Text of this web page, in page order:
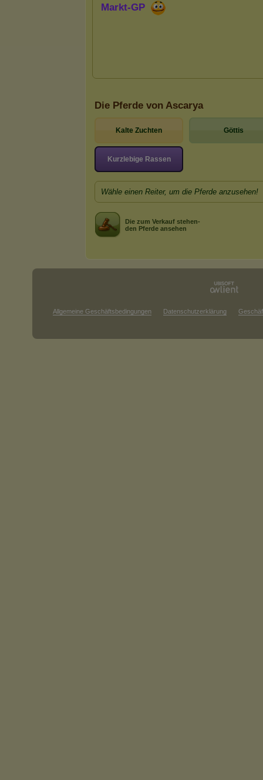
Die Pferde von Ascarya
Kalte Zuchten Göttis
Kurzlebige Rassen
Wähle einen Reiter, um die Pferde anzusehen!
Die zum Verkauf stehen-
den Pferde ansehen
Allgemeine Geschäftsbedingungen Datenschutzerklärung